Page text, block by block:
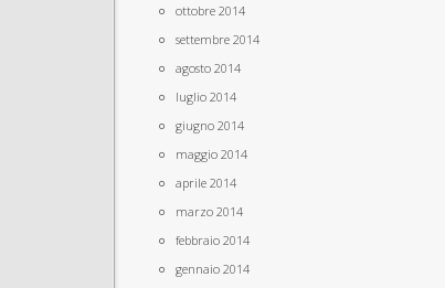
ottobre 2014
settembre 2014
agosto 2014
luglio 2014
giugno 2014
maggio 2014
aprile 2014
marzo 2014
febbraio 2014
gennaio 2014